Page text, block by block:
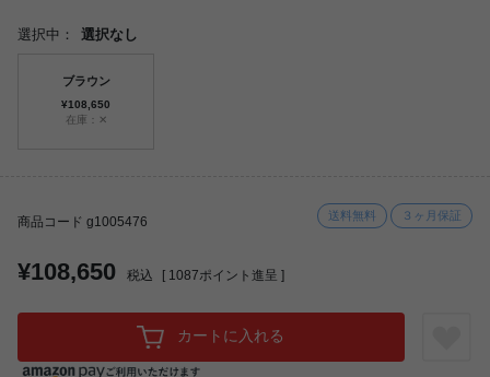
選択中： 選択なし
ブラウン
¥108,650
在庫：✕
商品コード g1005476 送料無料 ３ヶ月保証
¥108,650 税込 [ 1087ポイント進呈 ]
カートに入れる